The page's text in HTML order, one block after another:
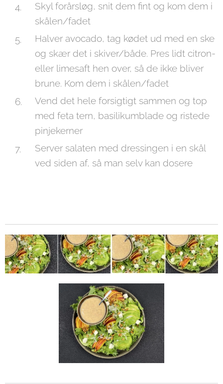
Skyl forårsløg, snit dem fint og kom dem i
skålen/fadet
Halver avocado, tag kødet ud med en ske
og skær det i skiver/både. Pres lidt citron-
eller limesaft hen over, så de ikke bliver
brune. Kom dem i skålen/fadet
Vend det hele forsigtigt sammen og top
med feta tern, basilikumblade og ristede
pinjekerner
Server salaten med dressingen i en skål
ved siden af, så man selv kan dosere